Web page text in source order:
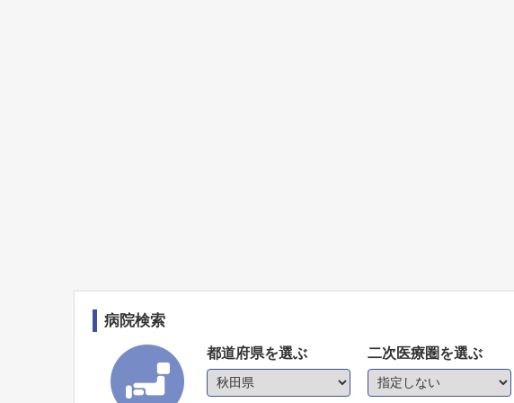
病院検索
都道府県を選ぶ 二次医療圏を選ぶ